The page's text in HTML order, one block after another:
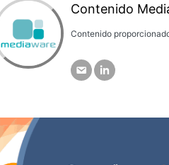
Contenido
Contenido